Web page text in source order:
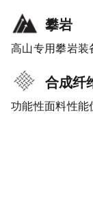
攀岩
高山专用攀岩装
合成纤
功能性面料性能